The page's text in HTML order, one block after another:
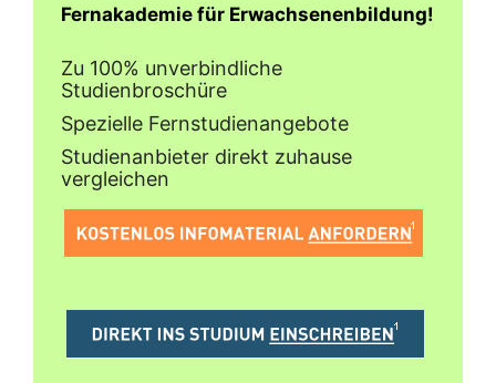
Fernakademie für Erwachsenenbildung!
Zu 100% unverbindliche
Studienbroschüre
Spezielle Fernstudienangebote
Studienanbieter direkt zuhause
vergleichen